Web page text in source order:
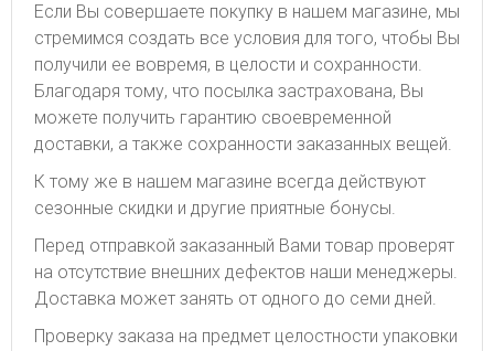
Если Вы совершаете покупку в нашем магазине, мы
стремимся создать все условия для того, чтобы Вы
получили ее вовремя, в целости и сохранности.
Благодаря тому, что посылка застрахована, Вы
можете получить гарантию своевременной
доставки, а также сохранности заказанных вещей.
К тому же в нашем магазине всегда действуют
сезонные скидки и другие приятные бонусы.
Перед отправкой заказанный Вами товар проверят
на отсутствие внешних дефектов наши менеджеры.
Доставка может занять от одного до семи дней.
Проверку заказа на предмет целостности упаковки